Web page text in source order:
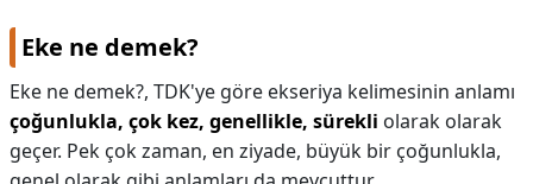
Eke ne demek?
Eke ne demek?, TDK'ye göre ekseriya kelimesinin anlamı
çoğunlukla, çok kez, genellikle, sürekli olarak olarak
geçer. Pek çok zaman, en ziyade, büyük bir çoğunlukla,